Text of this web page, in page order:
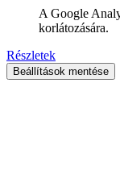
A Google
korlátozására.
Részletek
Beállítások mentése